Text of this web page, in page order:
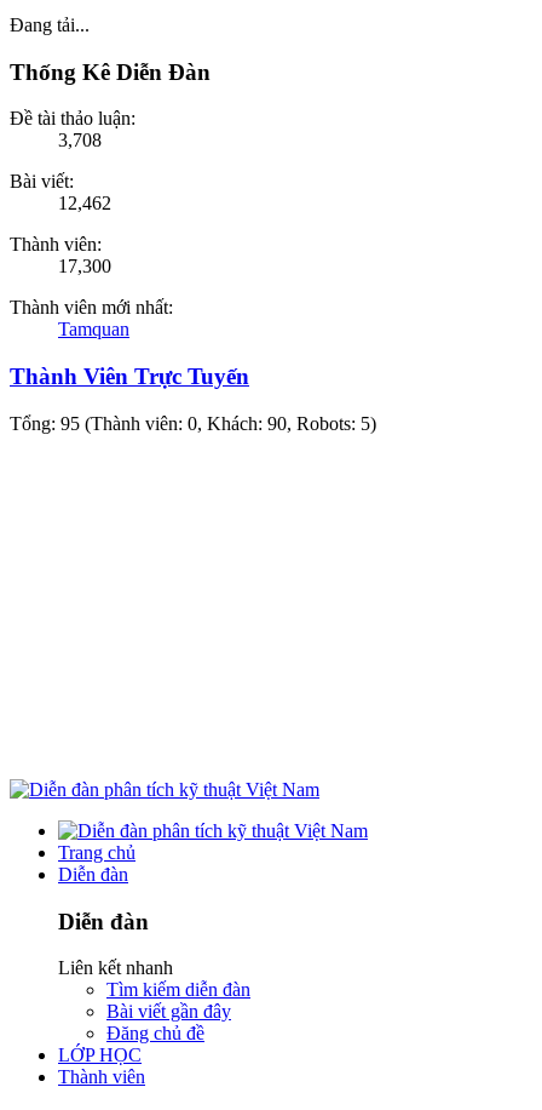
Đang tải...
Thống Kê Diễn Đàn
Đề tài thảo luận:
3,708
Bài viết:
12,462
Thành viên:
17,300
Thành viên mới nhất:
Tamquan
Thành Viên Trực Tuyến
Tổng: 95 (Thành viên: 0, Khách: 90, Robots: 5)
Trang chủ
Diễn đàn
Diễn đàn
Liên kết nhanh
Tìm kiếm diễn đàn
Bài viết gần đây
Đăng chủ đề
LỚP HỌC
Thành viên